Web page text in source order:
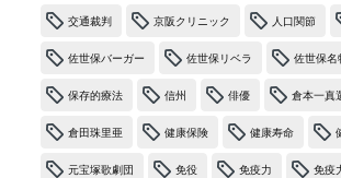
交通裁判 京阪クリニック 人口関節
佐世保バーガー 佐世保リベラ 佐世保名
保存的療法 信州 俳優 倉本一真
倉田珠里亜 健康保険 健康寿命
元宝塚歌劇団 免役 免疫力 免疫